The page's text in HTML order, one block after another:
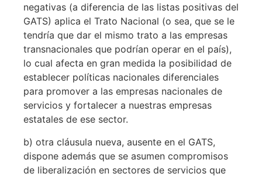
negativas (a diferencia de las listas positivas del
GATS) aplica el Trato Nacional (o sea, que se le
tendría que dar el mismo trato a las empresas
transnacionales que podrían operar en el país),
lo cual afecta en gran medida la posibilidad de
establecer políticas nacionales diferenciales
para promover a las empresas nacionales de
servicios y fortalecer a nuestras empresas
estatales de ese sector.
b) otra cláusula nueva, ausente en el GATS,
dispone además que se asumen compromisos
de liberalización en sectores de servicios que